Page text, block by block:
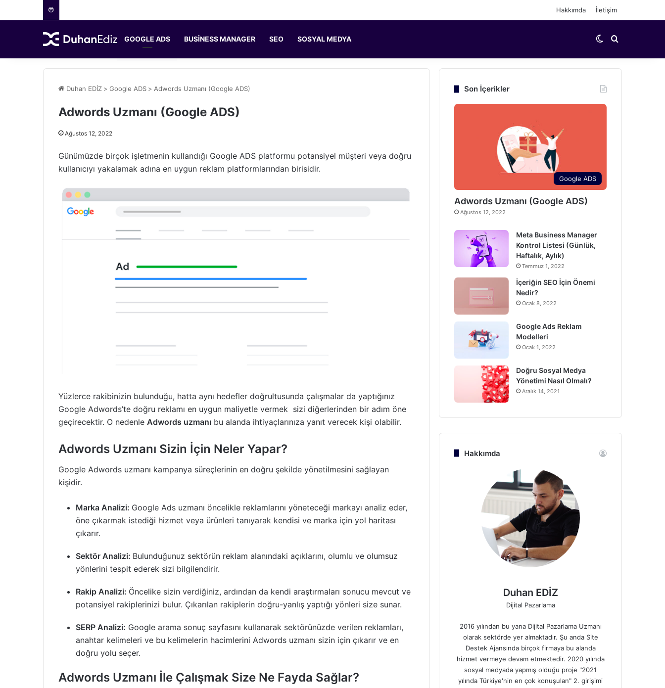
😎 Hakkımda İletişim
GOOGLE ADS BUSINESS MANAGER SEO SOSYAL MEDYA Dış görünümü
Arama yap
Duhan EDİZ > Google ADS > Adwords Uzmanı (Google ADS)
Adwords Uzmanı (Google ADS)
Ağustos 12, 2022
Günümüzde birçok işletmenin kullandığı Google ADS platformu potansiyel müşteri veya doğru
kullanıcıyı yakalamak adına en uygun reklam platformlarından birisidir.
Yüzlerce rakibinizin bulunduğu, hatta aynı hedefler doğrultusunda çalışmalar da yaptığınız
Google Adwords’te doğru reklamı en uygun maliyetle vermek sizi diğerlerinden bir adım öne
geçirecektir. O nedenle Adwords uzmanı bu alanda ihtiyaçlarınıza yanıt verecek kişi olabilir.
Adwords Uzmanı Sizin İçin Neler Yapar?
Google Adwords uzmanı kampanya süreçlerinin en doğru şekilde yönetilmesini sağlayan
kişidir.
Marka Analizi: Google Ads uzmanı öncelikle reklamlarını yöneteceği markayı analiz eder,
öne çıkarmak istediği hizmet veya ürünleri tanıyarak kendisi ve marka için yol haritası
çıkarır.
Sektör Analizi: Bulunduğunuz sektörün reklam alanındaki açıklarını, olumlu ve olumsuz
yönlerini tespit ederek sizi bilgilendirir.
Rakip Analizi: Öncelike sizin verdiğiniz, ardından da kendi araştırmaları sonucu mevcut ve
potansiyel rakiplerinizi bulur. Çıkarılan rakiplerin doğru-yanlış yaptığı yönleri size sunar.
SERP Analizi: Google arama sonuç sayfasını kullanarak sektörünüzde verilen reklamları,
anahtar kelimeleri ve bu kelimelerin hacimlerini Adwords uzmanı sizin için çıkarır ve en
doğru yolu seçer.
Adwords Uzmanı İle Çalışmak Size Ne Fayda Sağlar?
Son İçerikler
Google ADS
Adwords Uzmanı (Google ADS)
Ağustos 12, 2022
Meta Business Manager
Kontrol Listesi (Günlük,
Haftalık, Aylık)
Temmuz 1, 2022
İçeriğin SEO İçin Önemi
Nedir?
Ocak 8, 2022
Google Ads Reklam
Modelleri
Ocak 1, 2022
Doğru Sosyal Medya
Yönetimi Nasıl Olmalı?
Aralık 14, 2021
Hakkımda
Duhan EDİZ
Dijital Pazarlama
2016 yılından bu yana Dijital Pazarlama Uzmanı
olarak sektörde yer almaktadır. Şu anda Site
Destek Ajansında birçok firmaya bu alanda
hizmet vermeye devam etmektedir. 2020 yılında
sosyal medyada yapmış olduğu proje "2021
yılında Türkiye'nin en çok konuşulan" 2. girişimi